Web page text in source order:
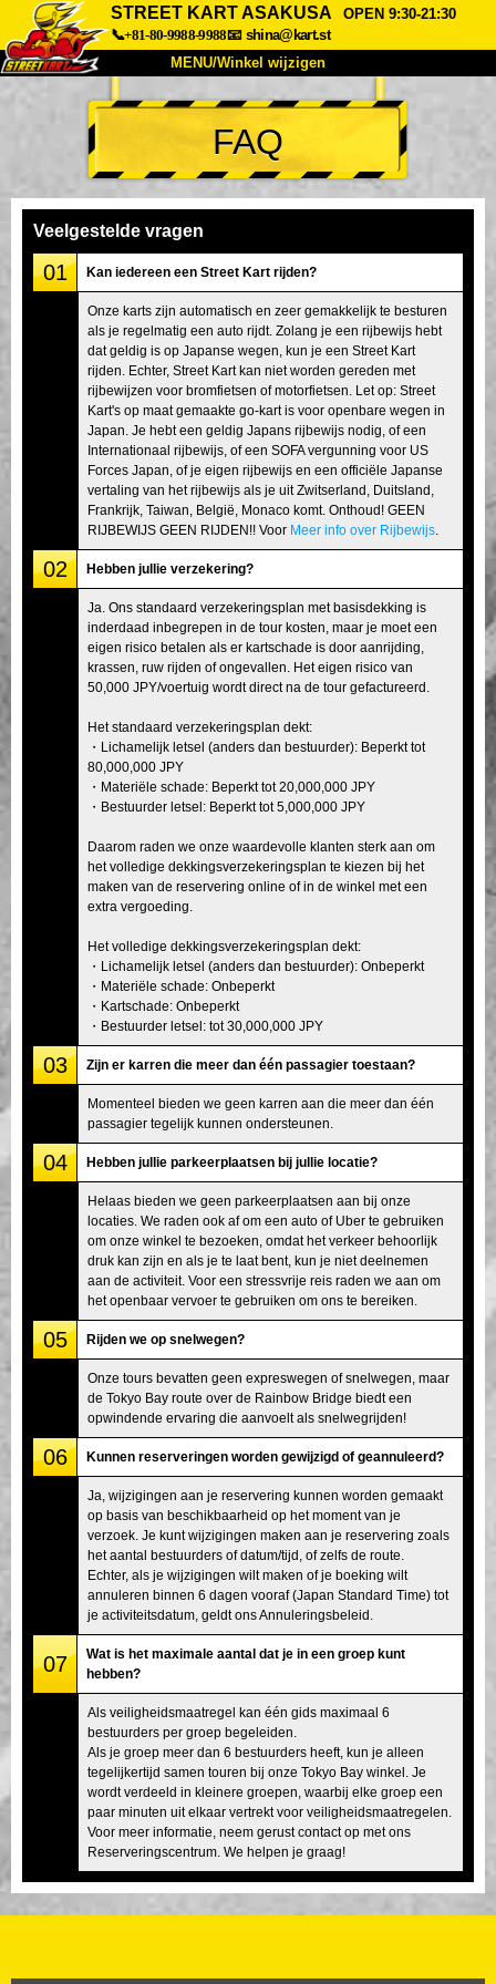
STREET KART ASAKUSA
OPEN 9:30-21:30
📞+81-80-9988-9988📧 shina@kart.st
MENU/Winkel wijzigen
TOP
Over Specificaties Prijzen
Bedrijf
Tokyo Shinagawa Tokyo Akihabara#1
Tokyo Akihabara#2 Tokyo Shibuya
Tokyo Shibuya Annex Tokyo Bay
Tokyo Asakusa Osaka
Okinawa
FAQ
Veelgestelde vragen
01 Kan iedereen een Street Kart rijden?
Onze karts zijn automatisch en zeer gemakkelijk te besturen
als je regelmatig een auto rijdt. Zolang je een rijbewijs hebt
dat geldig is op Japanse wegen, kun je een Street Kart
rijden. Echter, Street Kart kan niet worden gereden met
rijbewijzen voor bromfietsen of motorfietsen. Let op: Street
Kart's op maat gemaakte go-kart is voor openbare wegen in
Japan. Je hebt een geldig Japans rijbewijs nodig, of een
Internationaal rijbewijs, of een SOFA vergunning voor US
Forces Japan, of je eigen rijbewijs en een officiële Japanse
vertaling van het rijbewijs als je uit Zwitserland, Duitsland,
Frankrijk, Taiwan, België, Monaco komt. Onthoud! GEEN
RIJBEWIJS GEEN RIJDEN!! Voor Meer info over Rijbewijs
02 Hebben jullie verzekering?
Ja. Ons standaard verzekeringsplan met basisdekking is
inderdaad inbegrepen in de tour kosten, maar je moet een
eigen risico betalen als er kartschade is door aanrijding,
krassen, ruw rijden of ongevallen. Het eigen risico van
50,000 JPY/voertuig wordt direct na de tour gefactureerd.
Het standaard verzekeringsplan dekt:
・Lichamelijk letsel (anders dan bestuurder): Beperkt tot
80,000,000 JPY
・Materiële schade: Beperkt tot 20,000,000 JPY
・Bestuurder letsel: Beperkt tot 5,000,000 JPY
Daarom raden we onze waardevolle klanten sterk aan om
het volledige dekkingsverzekeringsplan te kiezen bij het
maken van de reservering online of in de winkel met een
extra vergoeding.
Het volledige dekkingsverzekeringsplan dekt:
・Lichamelijk letsel (anders dan bestuurder): Onbeperkt
・Materiële schade: Onbeperkt
・Kartschade: Onbeperkt
・Bestuurder letsel: tot 30,000,000 JPY
03 Zijn er karren die meer dan één passagier toestaan?
Momenteel bieden we geen karren aan die meer dan één
passagier tegelijk kunnen ondersteunen.
04 Hebben jullie parkeerplaatsen bij jullie locatie?
Helaas bieden we geen parkeerplaatsen aan bij onze
locaties. We raden ook af om een auto of Uber te gebruiken
om onze winkel te bezoeken, omdat het verkeer behoorlijk
druk kan zijn en als je te laat bent, kun je niet deelnemen
aan de activiteit. Voor een stressvrije reis raden we aan om
het openbaar vervoer te gebruiken om ons te bereiken.
05 Rijden we op snelwegen?
Onze tours bevatten geen expreswegen of snelwegen, maar
de Tokyo Bay route over de Rainbow Bridge biedt een
opwindende ervaring die aanvoelt als snelwegrijden!
06 Kunnen reserveringen worden gewijzigd of geannuleerd?
Ja, wijzigingen aan je reservering kunnen worden gemaakt
op basis van beschikbaarheid op het moment van je
verzoek. Je kunt wijzigingen maken aan je reservering zoals
het aantal bestuurders of datum/tijd, of zelfs de route.
Echter, als je wijzigingen wilt maken of je boeking wilt
annuleren binnen 6 dagen vooraf (Japan Standard Time) tot
je activiteitsdatum, geldt ons Annuleringsbeleid.
07
Wat is het maximale aantal dat je in een groep kunt
hebben?
Als veiligheidsmaatregel kan één gids maximaal 6
bestuurders per groep begeleiden.
Als je groep meer dan 6 bestuurders heeft, kun je alleen
tegelijkertijd samen touren bij onze Tokyo Bay winkel. Je
wordt verdeeld in kleinere groepen, waarbij elke groep een
paar minuten uit elkaar vertrekt voor veiligheidsmaatregelen.
Voor meer informatie, neem gerust contact op met ons
Reserveringscentrum. We helpen je graag!